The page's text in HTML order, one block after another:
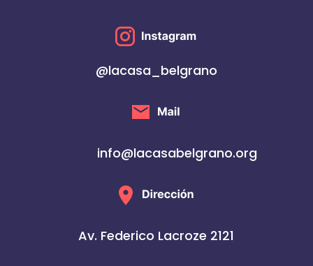
@lacasa_belgrano
info@lacasabelgrano.org
Av. Federico Lacroze 2121